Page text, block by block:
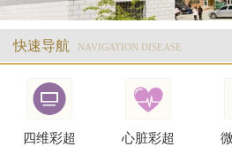
快速导航 NAVIGATION DISEASE
四维彩超 心脏彩超